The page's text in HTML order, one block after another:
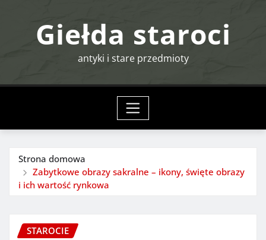
Giełda staroci
antyki i stare przedmioty
Strona domowa
Zabytkowe obrazy sakralne – ikony, święte obrazy
i ich wartość rynkowa
STAROCIE